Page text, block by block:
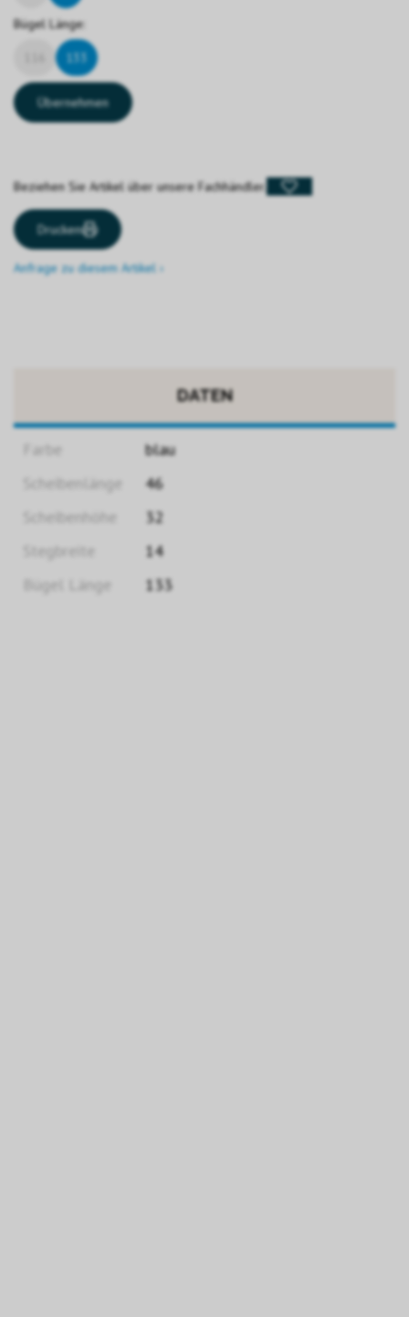
Bügel Länge:
133
Übernehmen
Beziehen Sie Artikel über unsere Fachhändler.
Drucken
Anfrage zu diesem Artikel ›
DATEN
Farbe
blau
Scheibenlänge
46
Scheibenhöhe
32
Stegbreite
14
Bügel Länge
133